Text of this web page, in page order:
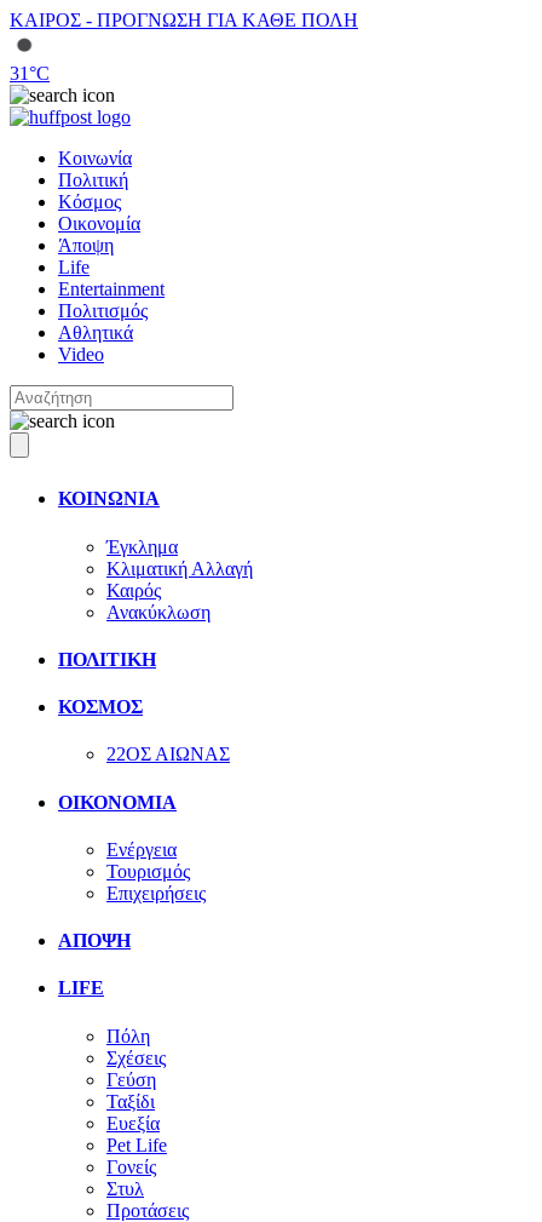
ΚΑΙΡΟΣ - ΠΡΟΓΝΩΣΗ ΓΙΑ ΚΑΘΕ ΠΟΛΗ
31°C
Κοινωνία
Πολιτική
Κόσμος
Οικονομία
Άποψη
Life
Entertainment
Πολιτισμός
Αθλητικά
Video
ΚΟΙΝΩΝΙΑ
Έγκλημα
Κλιματική Αλλαγή
Καιρός
Ανακύκλωση
ΠΟΛΙΤΙΚΗ
ΚΟΣΜΟΣ
22ΟΣ ΑΙΩΝΑΣ
ΟΙΚΟΝΟΜΙΑ
Ενέργεια
Τουρισμός
Επιχειρήσεις
ΑΠΟΨΗ
LIFE
Πόλη
Σχέσεις
Γεύση
Ταξίδι
Ευεξία
Pet Life
Γονείς
Στυλ
Προτάσεις